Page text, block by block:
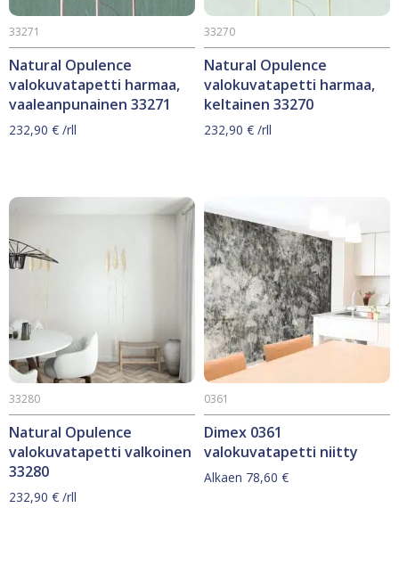
Natural Opulence
valokuvatapetti harmaa,
vaaleanpunainen 33271
33271
232,90 € /rll
Natural Opulence
valokuvatapetti harmaa,
keltainen 33270
33270
232,90 € /rll
Natural Opulence
valokuvatapetti valkoinen
33280
33280
232,90 € /rll
Dimex 0361
valokuvatapetti niitty
0361
Alkaen 78,60 €